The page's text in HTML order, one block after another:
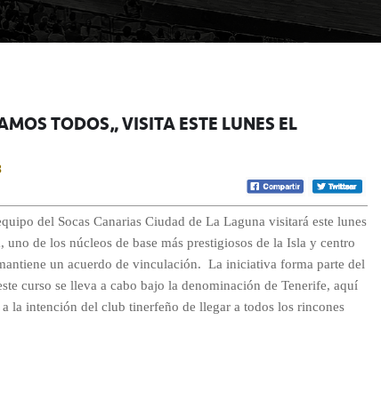
TODOS” VISITA ESTE LUNES EL
del Socas Canarias Ciudad de La Laguna visitará este lunes
de los núcleos de base más prestigiosos de la Isla y centro
un acuerdo de vinculación. La iniciativa forma parte del
curso se lleva a cabo bajo la denominación de Tenerife, aquí
a la intención del club tinerfeño de llegar a todos los rincones